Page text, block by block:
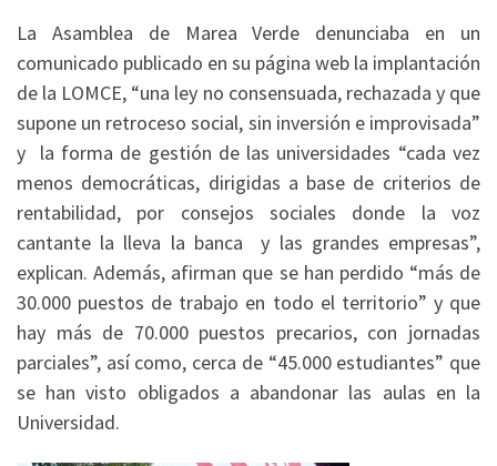
La Asamblea de Marea Verde denunciaba en un
comunicado publicado en su página web la implantación
de la LOMCE, “una ley no consensuada, rechazada y que
supone un retroceso social, sin inversión e improvisada”
y la forma de gestión de las universidades “cada vez
menos democráticas, dirigidas a base de criterios de
rentabilidad, por consejos sociales donde la voz
cantante la lleva la banca y las grandes empresas”,
explican. Además, afirman que se han perdido “más de
30.000 puestos de trabajo en todo el territorio” y que
hay más de 70.000 puestos precarios, con jornadas
parciales”, así como, cerca de “45.000 estudiantes” que
se han visto obligados a abandonar las aulas en la
Universidad.